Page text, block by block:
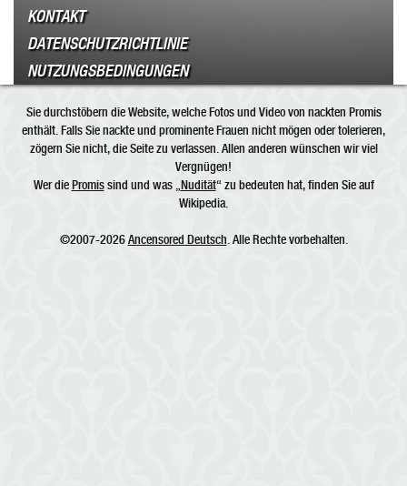
KONTAKT
DATENSCHUTZRICHTLINIE
NUTZUNGSBEDINGUNGEN
Sie durchstöbern die Website, welche Fotos und Video von nackten Promis
enthält. Falls Sie nackte und prominente Frauen nicht mögen oder tolerieren,
zögern Sie nicht, die Seite zu verlassen. Allen anderen wünschen wir viel
Vergnügen!
Wer diePromissind und was „ Nudität“ zu bedeuten hat, finden Sie auf
Wikipedia.
©2007-2026Ancensored Deutsch . Alle Rechte vorbehalten.